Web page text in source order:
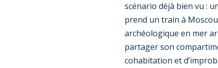
scénario déjà bien vu :
prend un train à
archéologique en mer
partager son
cohabitation et